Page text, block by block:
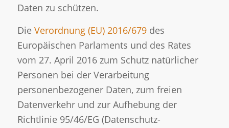
Daten zu schützen.
Die Verordnung (EU) 2016/679des
Europäischen Parlaments und des Rates
vom 27. April 2016 zum Schutz natürlicher
Personen bei der Verarbeitung
personenbezogener Daten, zum freien
Datenverkehr und zur Aufhebung der
Richtlinie 95/46/EG (Datenschutz-